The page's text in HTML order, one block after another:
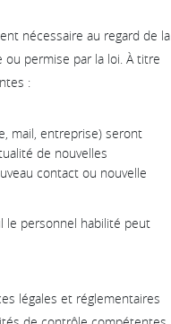
nécessaire au regard de la
permise par la loi. À titre
:
mail, entreprise) seront
de nouvelles
contact ou nouvelle
le personnel habilité peut
légales et réglementaires